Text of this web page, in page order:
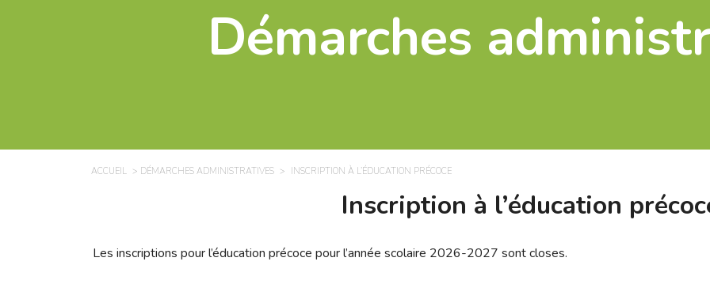
Démarches
ACCUEIL DÉMARCHES ADMINISTRATIVES INSCRIPTION À L’ÉDUCATION PRÉCOCE
Inscription à l’éducation
Les inscriptions pour l’éducation précoce pour l’année scolaire 2026-2027 sont closes.